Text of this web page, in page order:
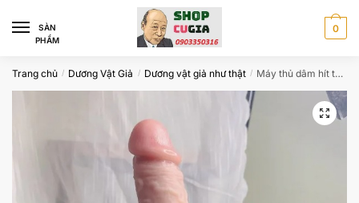
navigation
content
SÀN
PHẨM
0
Trang chủ / Dương Vật Giả / Dương vật giả như thật / Máy thủ dâm hít tường không dây thụt tự động CG8880